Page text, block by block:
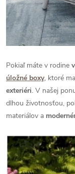
Pokiaľ máte v rodine
úložné boxy, ktoré
exteriéri. V našej
dlhou životnosťou,
materiálov a